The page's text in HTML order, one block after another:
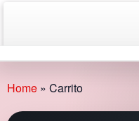
toHome » Carrito